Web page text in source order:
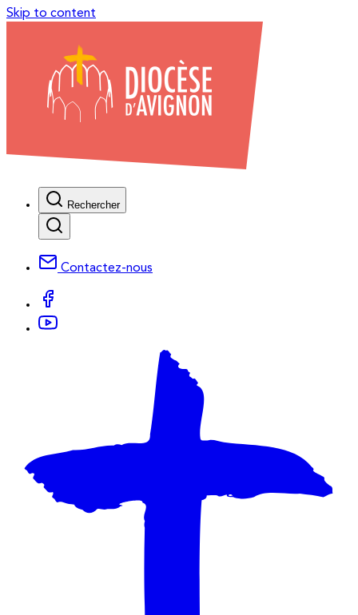
Skip to content
Rechercher
Contactez-nous